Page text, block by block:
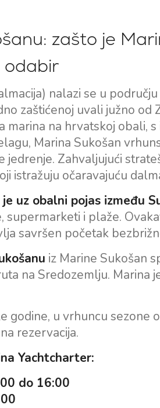
zašto je
odabir
nalazi se u
zaštićenoj uvali južno od
marina na hrvatskoj obali,
Marina Sukošan
jedrenje. Zahvaljujući
istražuju očaravajuću
uz obalni pojas između
supermarketi i plaže.
savršen početak
iz Marine Sukošan
na Sredozemlju. Marina
godine, u vrhuncu sezone
rezervacija.
Yachtcharter:
do 16:00